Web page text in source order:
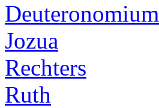
Deuteronomium
Jozua
Rechters
Ruth